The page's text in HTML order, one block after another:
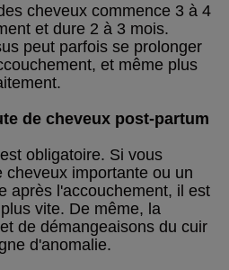
cheveux commence 3 à 4
et dure 2 à 3 mois.
peut parfois se prolonger
et même plus
de cheveux post-partum
obligatoire. Si vous
importante ou un
après l'accouchement, il est
vite. De même, la
de démangeaisons du cuir
d'anomalie.